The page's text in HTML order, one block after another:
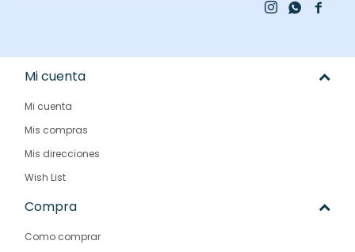

 
Mi cuenta
Mi cuenta
Mis compras
Mis direcciones
Wish List
Compra
Como comprar